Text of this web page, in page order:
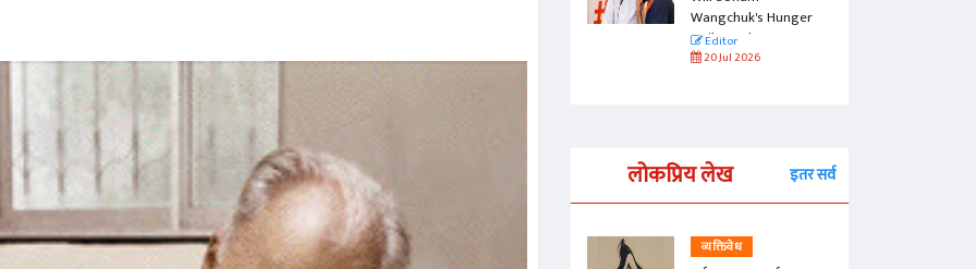
Difference?
20 Jul 2026
Wangchuk's Hunger
Strike Make a
Difference?
Editor
20 Jul 2026
लोकप्रिय लेख इतर सर्व
व्यक्तिवेध व्यक्तिवेध व्यक्तिवेध